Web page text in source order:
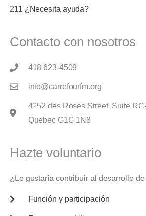
211 ¿Necesita ayuda?
Contacto con nosotros
418 623-4509
info@carrefourfm.org
4252 des Roses Street, Suite
Quebec G1G 1N8
Hazte voluntario
¿Le gustaría contribuir al desarrollo
Función y participación